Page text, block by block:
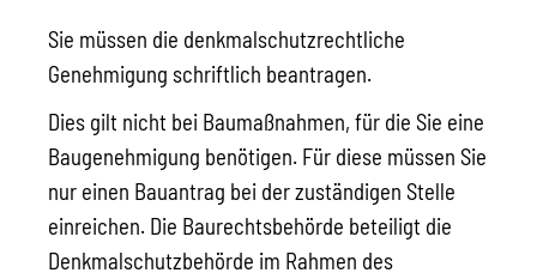
Sie müssen die denkmalschutzrechtliche
Genehmigung schriftlich beantragen.
Dies gilt nicht bei Baumaßnahmen, für die Sie eine
Baugenehmigung benötigen. Für diese müssen Sie
nur einen Bauantrag bei der zuständigen Stelle
einreichen. Die Baurechtsbehörde beteiligt die
Denkmalschutzbehörde im Rahmen des